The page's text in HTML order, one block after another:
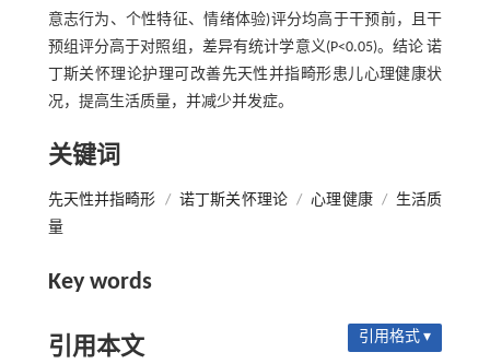
意志行为、个性特征、情绪体验)评分均高于干预前，且干
预组评分高于对照组，差异有统计学意义(P<0.05)。结论 诺
丁斯关怀理论护理可改善先天性并指畸形患儿心理健康状
况，提高生活质量，并减少并发症。
关键词
先天性并指畸形 / 诺丁斯关怀理论 / 心理健康 / 生活质
量
Key words
引用本文 引用格式 ▾